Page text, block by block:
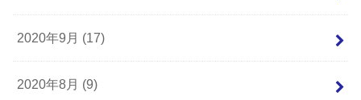
2020年9月 (17)
2020年8月 (9)